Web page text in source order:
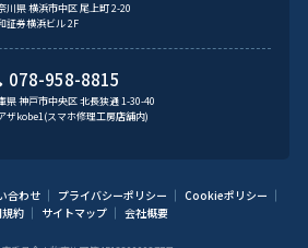
川県 横浜市中区 尾上町 2-20
証券横浜ビル 2F
078-958-8815
県 神戸市中央区 北長狭通 1-30-40
ザkobe1(スマホ修理工房店舗内)
合わせ プライバシーポリシー
Cookieポリシー
約
サイトマップ 会社概要